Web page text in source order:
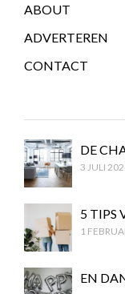
ABOUT
ADVERTEREN
CONTACT
DE
3 JULI
5 TIPS
1
EN